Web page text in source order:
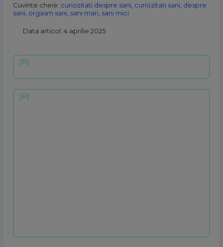
Cuvinte cheie: curiozitati despre sani curiozitati sani despre
sani orgasm sani sani mari sani mici
Data articol: 4 aprilie 2025